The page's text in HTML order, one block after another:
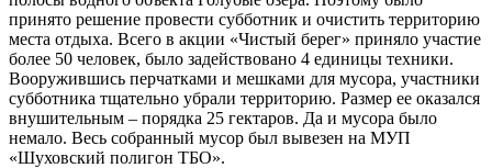
принято решение провести субботник и очистить территорию
места отдыха. Всего в акции «Чистый берег» приняло участие
более 50 человек, было задействовано 4 единицы техники.
Вооружившись перчатками и мешками для мусора, участники
субботника тщательно убрали территорию. Размер ее оказался
внушительным – порядка 25 гектаров. Да и мусора было
немало. Весь собранный мусор был вывезен на МУП
«Шуховский полигон ТБО».